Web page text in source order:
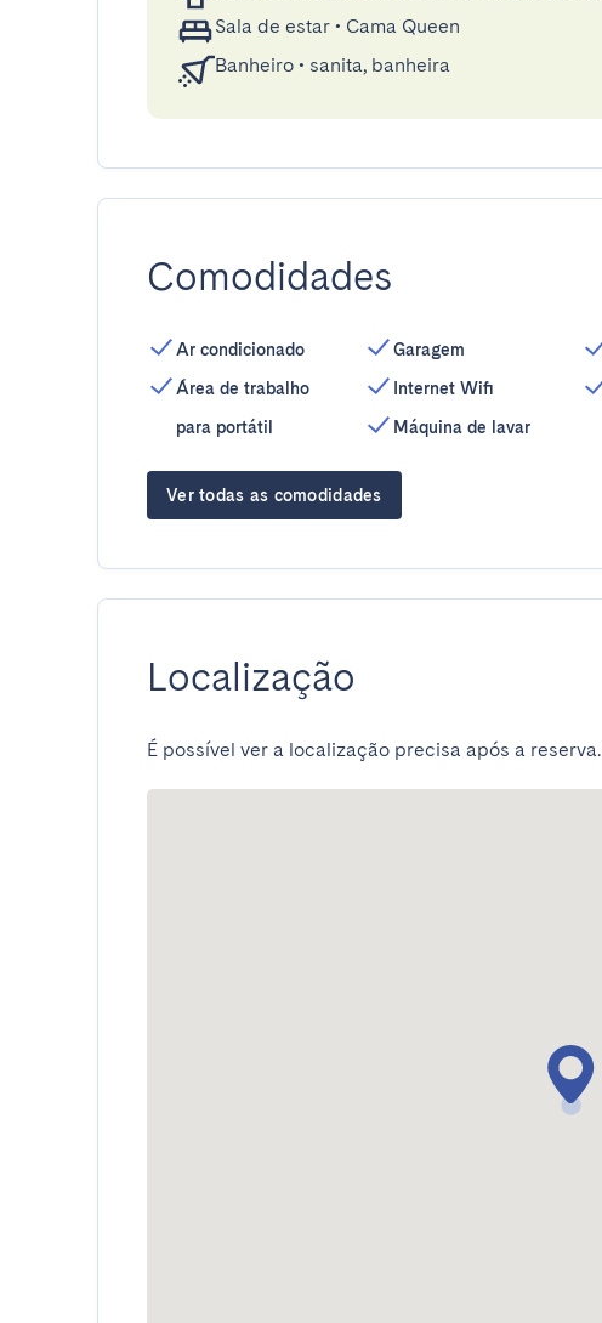
Sala de estar • Cama Queen
Banheiro • sanita, banheira
Comodidades
Ar condicionado
Área de trabalho
para portátil
Garagem
Internet Wifi
Máquina de lavar
Ver todas as comodidades
Localização
É possível ver a localização precisa após a reserva.